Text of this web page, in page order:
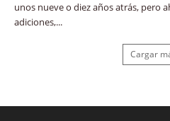
unos nueve o diez años atrás, pero
adiciones,...
Cargar